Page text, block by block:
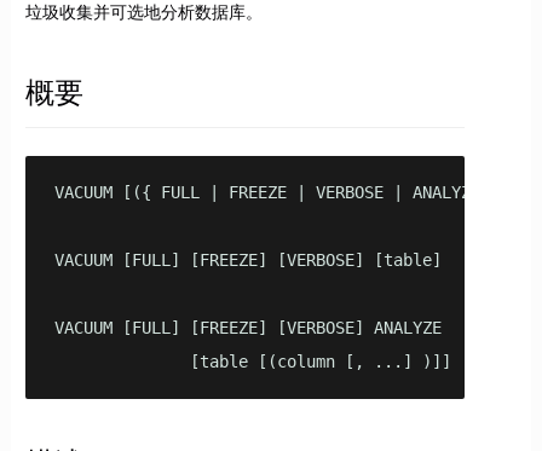
垃圾收集并可选地分析数据库。
概要
VACUUM [({ FULL | FREEZE | VERBOSE |
VACUUM [FULL] [FREEZE] [VERBOSE] [table]
VACUUM [FULL] [FREEZE] [VERBOSE] ANALYZE
              [table [(column [, ...] )]]